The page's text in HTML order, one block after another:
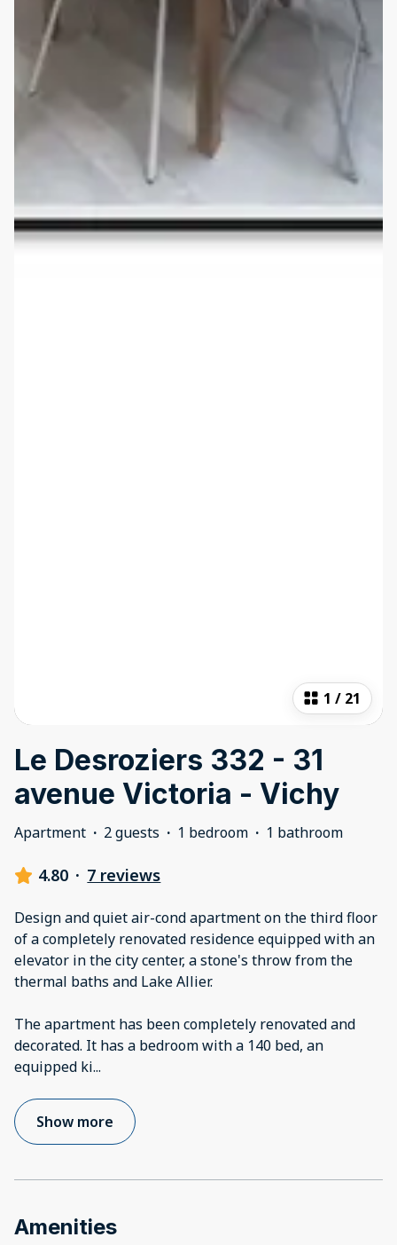
1 / 21
Le Desroziers 332 - 31
avenue Victoria - Vichy
Apartment · 2 guests · 1 bedroom · 1 bathroom
4.80 · 7 reviews
Design and quiet air-cond apartment on the third floor
of a completely renovated residence equipped with an
elevator in the city center, a stone's throw from the
thermal baths and Lake Allier.
The apartment has been completely renovated and
decorated. It has a bedroom with a 140 bed, an
equipped ki...
Show more
Amenities